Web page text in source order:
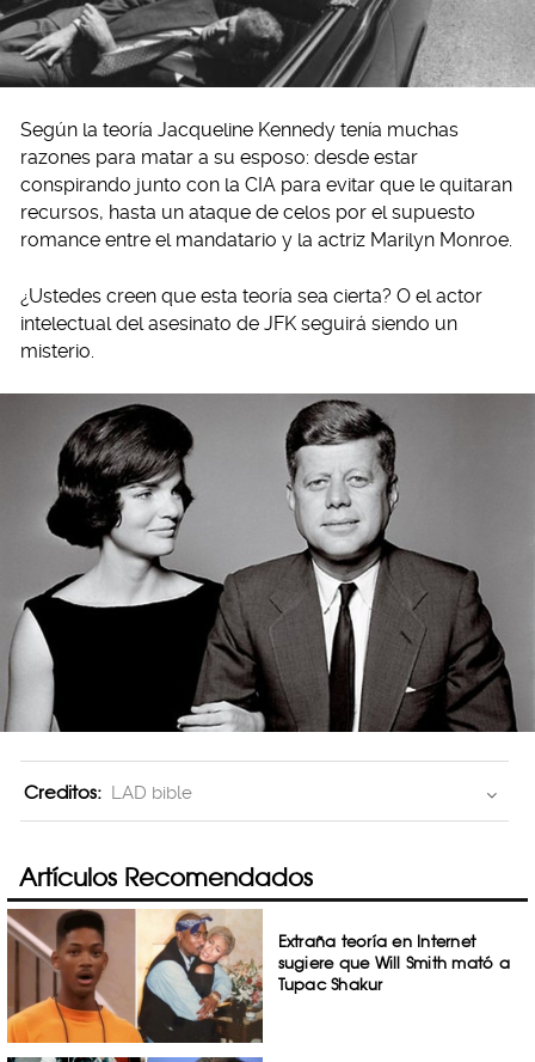
Según la teoría Jacqueline Kennedy tenía muchas
razones para matar a su esposo: desde estar
conspirando junto con la CIA para evitar que le quitaran
recursos, hasta un ataque de celos por el supuesto
romance entre el mandatario y la actriz Marilyn Monroe.
¿Ustedes creen que esta teoría sea cierta? O el actor
intelectual del asesinato de JFK seguirá siendo un
misterio.
Creditos: LAD bible
Artículos Recomendados
Extraña teoría en Internet
sugiere que Will Smith mató a
Tupac Shakur